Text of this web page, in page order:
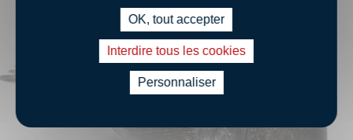
OK, tout accepter
Interdire tous les cookies
Personnaliser